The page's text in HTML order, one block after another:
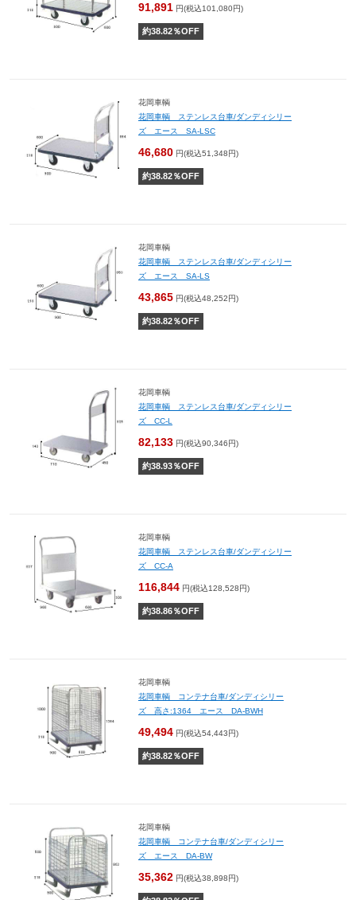
91,891 円(税込101,080円)
約38.82％OFF
花岡車輌
花岡車輌 ステンレス台車/ダンディシリー
ズ エース SA-LSC
46,680 円(税込51,348円)
約38.82％OFF
花岡車輌
花岡車輌 ステンレス台車/ダンディシリー
ズ エース SA-LS
43,865 円(税込48,252円)
約38.82％OFF
花岡車輌
花岡車輌 ステンレス台車/ダンディシリー
ズ CC-L
82,133 円(税込90,346円)
約38.93％OFF
花岡車輌
花岡車輌 ステンレス台車/ダンディシリー
ズ CC-A
116,844 円(税込128,528円)
約38.86％OFF
花岡車輌
花岡車輌 コンテナ台車/ダンディシリー
ズ 高さ:1364 エース DA-BWH
49,494 円(税込54,443円)
約38.82％OFF
花岡車輌
花岡車輌 コンテナ台車/ダンディシリー
ズ エース DA-BW
35,362 円(税込38,898円)